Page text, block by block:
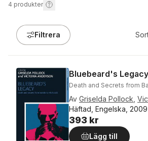
4 produkter
Filtrera
Bluebeard's Legacy
Death and Secrets from
Av Griselda Pollock
Häftad, Engelska, 2009
393 kr
Lägg till